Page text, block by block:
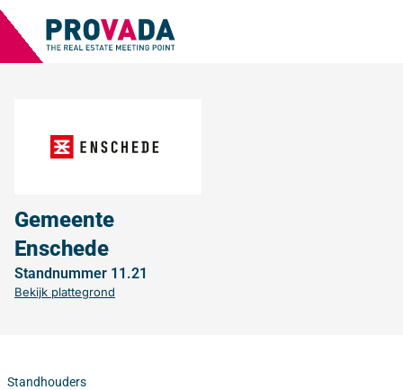
Gemeente
Enschede
Standnummer 11.21
Bekijk plattegrond
Standhouders